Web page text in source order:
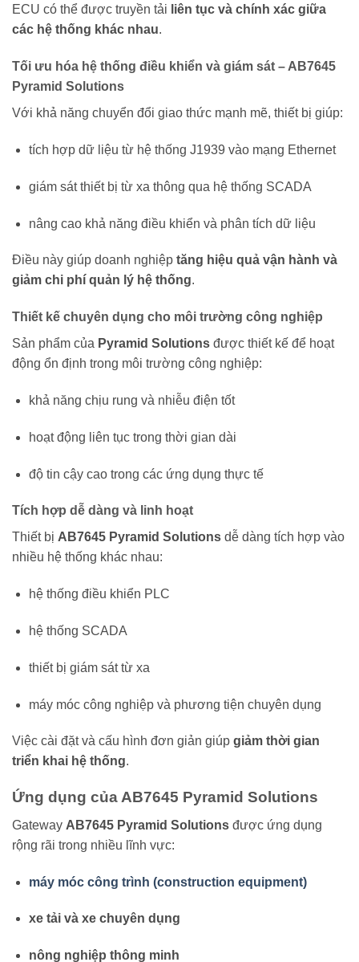
ECU có thể được truyền tải liên tục và chính xác giữa
các hệ thống khác nhau.
Tối ưu hóa hệ thống điều khiển và giám sát – AB7645
Pyramid Solutions
Với khả năng chuyển đổi giao thức mạnh mẽ, thiết bị giúp:
tích hợp dữ liệu từ hệ thống J1939 vào mạng Ethernet
giám sát thiết bị từ xa thông qua hệ thống SCADA
nâng cao khả năng điều khiển và phân tích dữ liệu
Điều này giúp doanh nghiệp tăng hiệu quả vận hành và
giảm chi phí quản lý hệ thống.
Thiết kế chuyên dụng cho môi trường công nghiệp
Sản phẩm của Pyramid Solutions được thiết kế để hoạt
động ổn định trong môi trường công nghiệp:
khả năng chịu rung và nhiễu điện tốt
hoạt động liên tục trong thời gian dài
độ tin cậy cao trong các ứng dụng thực tế
Tích hợp dễ dàng và linh hoạt
Thiết bị AB7645 Pyramid Solutions dễ dàng tích hợp vào
nhiều hệ thống khác nhau:
hệ thống điều khiển PLC
hệ thống SCADA
thiết bị giám sát từ xa
máy móc công nghiệp và phương tiện chuyên dụng
Việc cài đặt và cấu hình đơn giản giúp giảm thời gian
triển khai hệ thống.
Ứng dụng của AB7645 Pyramid Solutions
Gateway AB7645 Pyramid Solutions được ứng dụng
rộng rãi trong nhiều lĩnh vực:
máy móc công trình (construction equipment)
xe tải và xe chuyên dụng
nông nghiệp thông minh